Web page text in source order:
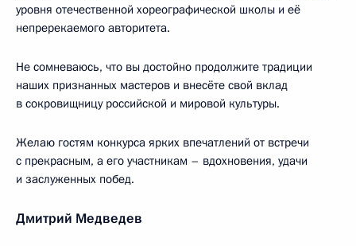
уровня отечественной хореографической школы и её
непререкаемого авторитета.
Не сомневаюсь, что вы достойно продолжите традиции
наших признанных мастеров и внесёте свой вклад
в сокровищницу российской и мировой культуры.
Желаю гостям конкурса ярких впечатлений от встречи
с прекрасным, а его участникам – вдохновения, удачи
и заслуженных побед.
Дмитрий Медведев